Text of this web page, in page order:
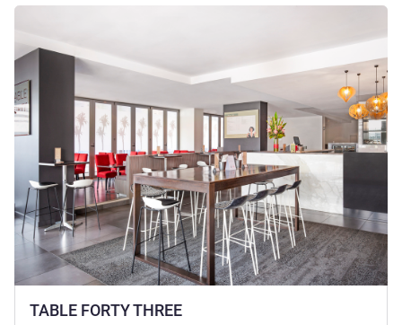
TABLE FORTY THREE
请参阅详情